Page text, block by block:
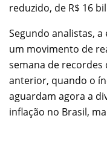
reduzido, de R$ 16
Segundo analistas,
um movimento de
semana de
anterior, quando o
aguardam agora a
inflação no Brasil,